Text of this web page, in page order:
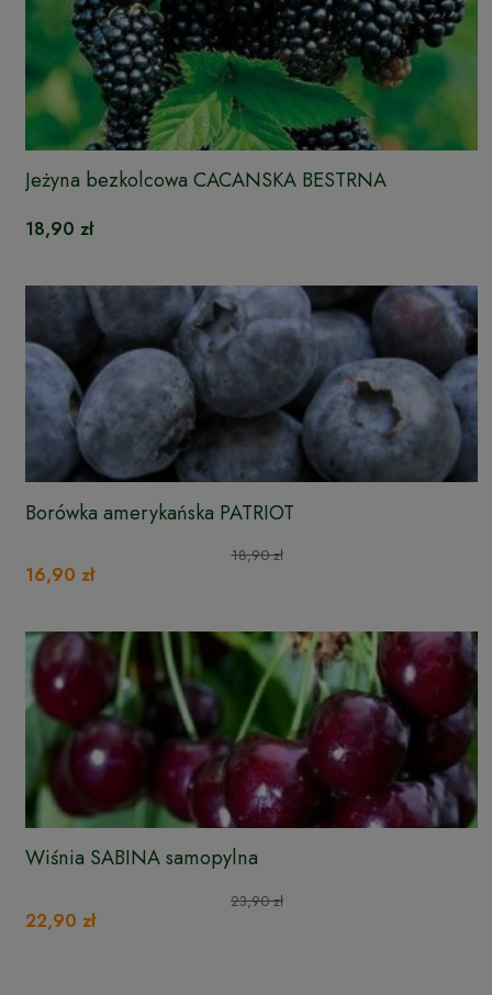
Jeżyna bezkolcowa CACANSKA BESTRNA
18,90 zł
Borówka amerykańska PATRIOT
18,90 zł
16,90 zł
Wiśnia SABINA samopylna
23,90 zł
22,90 zł